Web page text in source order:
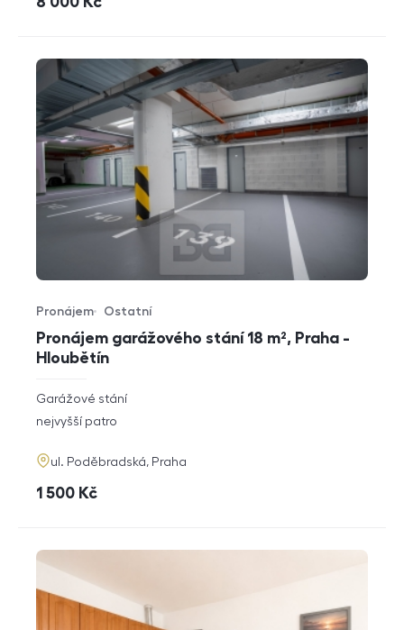
Pronájem garážového stání 18 m², Praha -
Hloubětín
Typ nabídky
Pronájem
Typ nemovitosti
Ostatní
rozměry
dispozice
Garážové stání
funkce
nejvyšší patro
adresa
ul. Poděbradská, Praha
cena
1 500 Kč